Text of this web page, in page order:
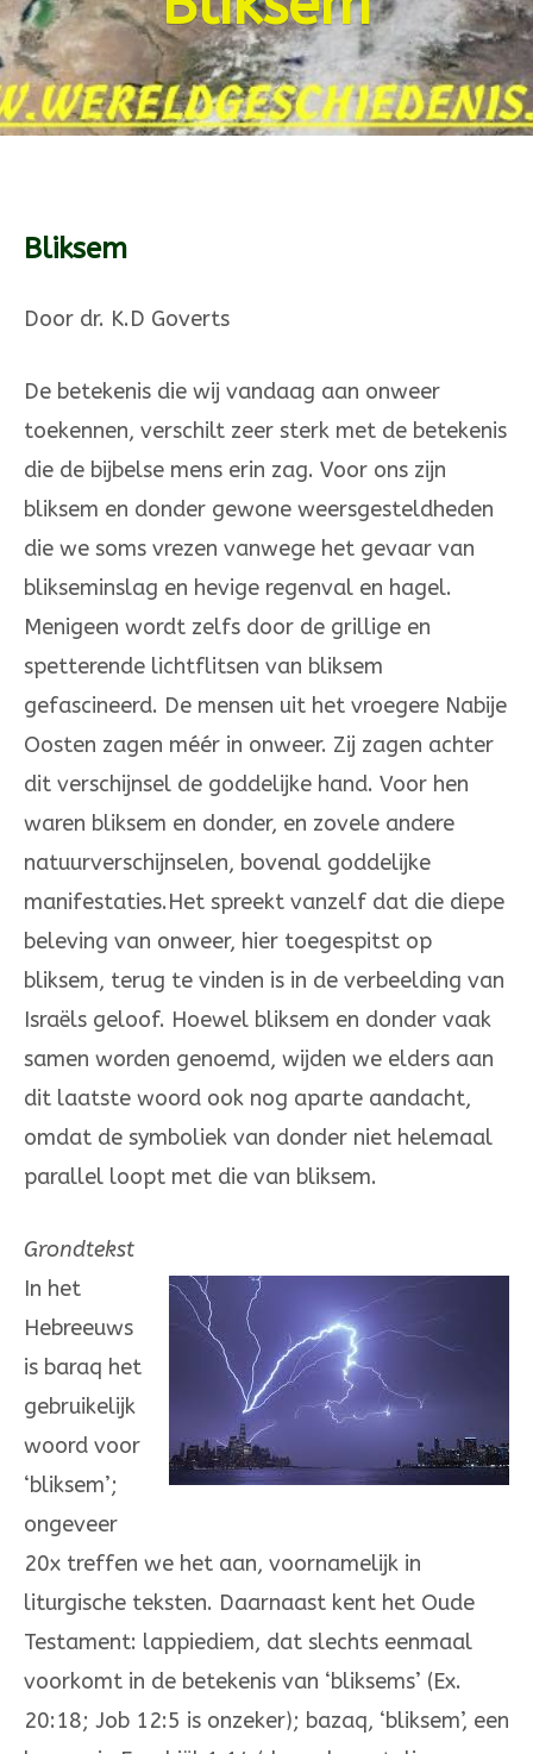
Bliksem
Door dr. K.D Goverts
De betekenis die wij vandaag aan onweer
toekennen, verschilt zeer sterk met de betekenis
die de bijbelse mens erin zag. Voor ons zijn
bliksem en donder gewone weersgesteldheden
die we soms vrezen vanwege het gevaar van
blikseminslag en hevige regenval en hagel.
Menigeen wordt zelfs door de grillige en
spetterende lichtflitsen van bliksem
gefascineerd. De mensen uit het vroegere Nabije
Oosten zagen méér in onweer. Zij zagen achter
dit verschijnsel de godde­lijke hand. Voor hen
waren bliksem en donder, en zovele andere
natuurverschijnselen, bovenal goddelijke
manifestaties.Het spreekt vanzelf dat die diepe
beleving van onweer, hier toegespitst op
bliksem, terug te vinden is in de verbeelding van
Israëls geloof. Hoewel bliksem en donder vaak
samen worden genoemd, wijden we elders aan
dit laatste woord ook nog aparte aandacht,
omdat de symbo­liek van donder niet helemaal
parallel loopt met die van bliksem.
Grondtekst
In het
Hebreeuws
is baraq het
gebruikelijk
woord voor
‘bliksem’;
ongeveer
20x tref­fen we het aan, voornamelijk in
liturgische teksten. Daarnaast kent het Oude
Testa­ment: lappiediem, dat slechts eenmaal
voorkomt in de betekenis van ‘bliksems’ (Ex.
20:18; Job 12:5 is onzeker); bazaq, ‘bliksem’, een